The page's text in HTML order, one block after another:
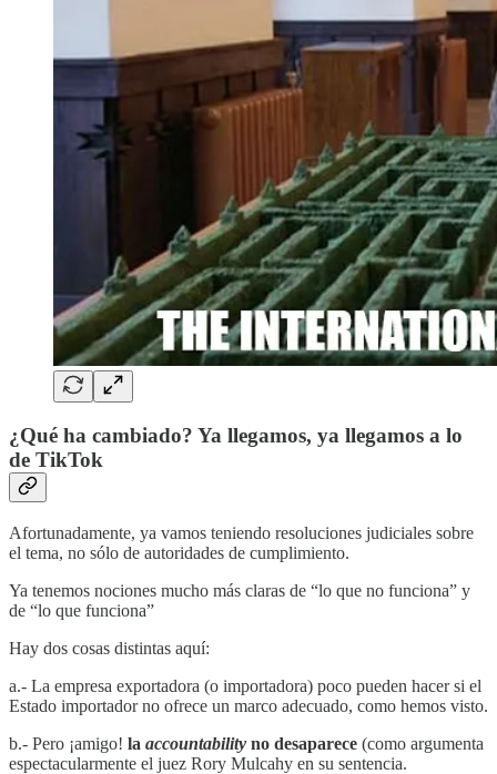
¿Qué ha cambiado? Ya llegamos, ya llegamos a lo
de TikTok
Afortunadamente, ya vamos teniendo resoluciones judiciales sobre
el tema, no sólo de autoridades de cumplimiento.
Ya tenemos nociones mucho más claras de “lo que no funciona” y
de “lo que funciona”
Hay dos cosas distintas aquí:
a.- La empresa exportadora (o importadora) poco pueden hacer si el
Estado importador no ofrece un marco adecuado, como hemos visto.
b.- Pero ¡amigo! la accountability no desaparece (como argumenta
espectacularmente el juez Rory Mulcahy en su sentencia.